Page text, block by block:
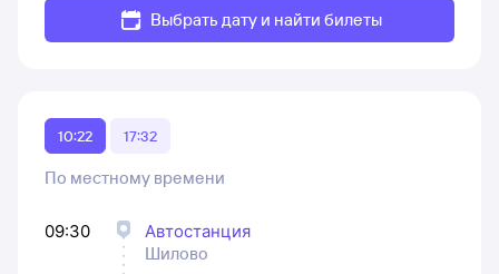
Выбрать дату и найти билеты
10:22 17:32
По местному времени
09:30
Автостанция
Шилово